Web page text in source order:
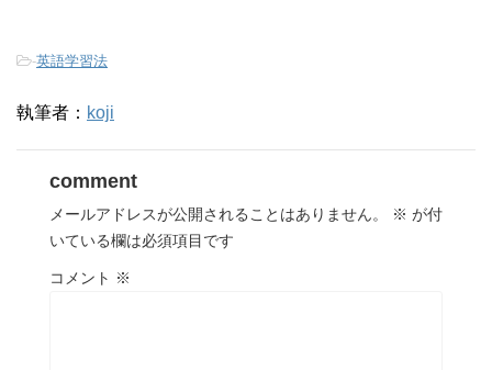
-英語学習法
執筆者： koji
comment
メールアドレスが公開されることはありません。 ※ が付
いている欄は必須項目です
コメント ※